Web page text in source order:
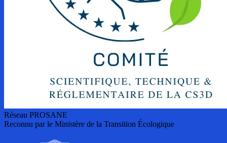
Réseau PROSANE
Reconnu par le Ministère de la Transition Écologique